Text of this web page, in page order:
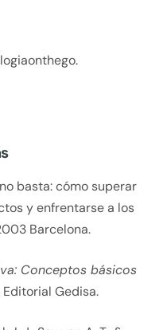
basta: cómo superar
y enfrentarse a los
Barcelona.
Conceptos básicos
Editorial Gedisa.